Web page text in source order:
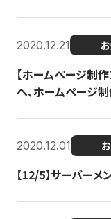
2020.12.21
【ホームページ制
へ、ホームページ
2020.12.01
【12/5】サーバー